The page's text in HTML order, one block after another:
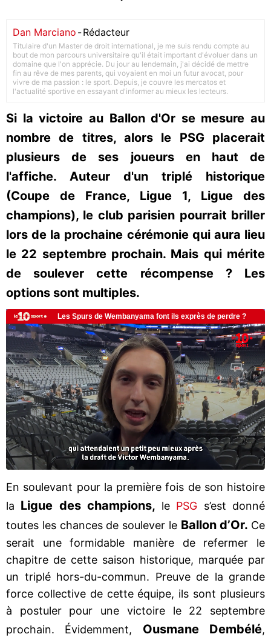
Dan Marciano -Rédacteur
Titulaire d'un Master de droit international, je me suis rendu compte au
bout de mon parcours universitaire qu'il était important d'évoluer dans un
domaine que l'on apprécie. Du jour au lendemain, j'ai décidé de mettre
fin au rêve de mes parents, qui voyaient en moi un futur avocat, pour
vivre de ma passion : le sport. Depuis, je couvre les mercatos et
l'actualité sportive en essayant d'informer au mieux les lecteurs.
Si la victoire au Ballon d'Or se mesure au
nombre de titres, alors le PSG placerait
plusieurs de ses joueurs en haut de
l'affiche. Auteur d'un triplé historique
(Coupe de France, Ligue 1, Ligue des
champions), le club parisien pourrait briller
lors de la prochaine cérémonie qui aura lieu
le 22 septembre prochain. Mais qui mérite
de soulever cette récompense ? Les
options sont multiples.
En soulevant pour la première fois de son histoire
la Ligue des champions, le PSG s’est donné
toutes les chances de soulever leBallon d’Or. Ce
serait une formidable manière de refermer le
chapitre de cette saison historique, marquée par
un triplé hors-du-commun. Preuve de la grande
force collective de cette équipe, ils sont plusieurs
à postuler pour une victoire le 22 septembre
prochain. Évidemment,
Ousmane Dembélé,